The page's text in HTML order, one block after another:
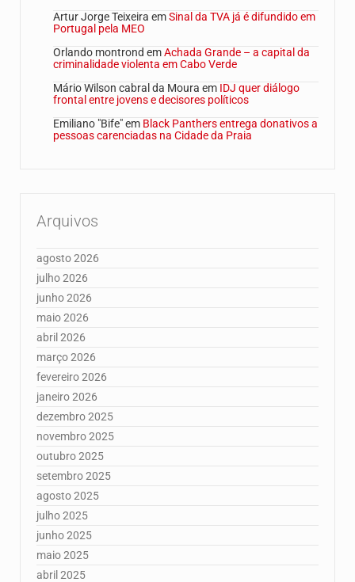
Artur Jorge Teixeira emSinal da TVA já é difundido em
Portugal pela MEO
Orlando montrond emAchada Grande – a capital da
criminalidade violenta em Cabo Verde
Mário Wilson cabral da Moura em IDJ quer diálogo
frontal entre jovens e decisores políticos
Emiliano "Bife"em Black Panthers entrega donativos a
pessoas carenciadas na Cidade da Praia
Arquivos
agosto 2026
julho 2026
junho 2026
maio 2026
abril 2026
março 2026
fevereiro 2026
janeiro 2026
dezembro 2025
novembro 2025
outubro 2025
setembro 2025
agosto 2025
julho 2025
junho 2025
maio 2025
abril 2025